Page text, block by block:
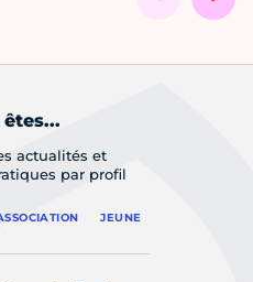
actualités et
par profil
JEUNE